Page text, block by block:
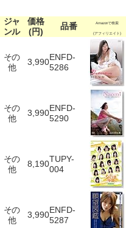
ジャ
ンル
価格
(円)
品番 Amazonで検索
(アフィリエイト)
その
他
3,990ENFD-
5286
その
他
3,990ENFD-
5290
その
他
8,190TUPY-
004
その
他
3,990ENFD-
5287